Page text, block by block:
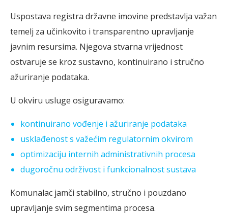
Uspostava registra državne imovine predstavlja važan
temelj za učinkovito i transparentno upravljanje
javnim resursima. Njegova stvarna vrijednost
ostvaruje se kroz sustavno, kontinuirano i stručno
ažuriranje podataka.
U okviru usluge osiguravamo:
kontinuirano vođenje i ažuriranje podataka
usklađenost s važećim regulatornim okvirom
optimizaciju internih administrativnih procesa
dugoročnu održivost i funkcionalnost sustava
Komunalac jamči stabilno, stručno i pouzdano
upravljanje svim segmentima procesa.